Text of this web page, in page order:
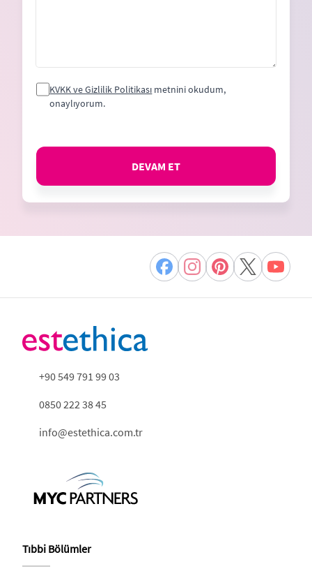
KVKK ve Gizlilik Politikası metnini okudum,
onaylıyorum.
DEVAM ET
+90 549 791 99 03
0850 222 38 45
info@estethica.com.tr
Tıbbi Bölümler